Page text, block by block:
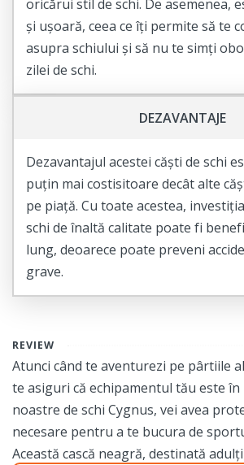
oricărui stil de schi. De asemenea,
și ușoară, ceea ce îți permite să te
asupra schiului și să nu te simți
zilei de schi.
DEZAVANTAJE
Dezavantajul acestei căști de schi
puțin mai costisitoare decât alte
pe piață. Cu toate acestea,
schi de înaltă calitate poate fi
lung, deoarece poate preveni
grave.
REVIEW
Atunci când te aventurezi pe pârtiile
te asiguri că echipamentul tău este în
noastre de schi Cygnus, vei avea
necesare pentru a te bucura de
Această cască neagră, destinată